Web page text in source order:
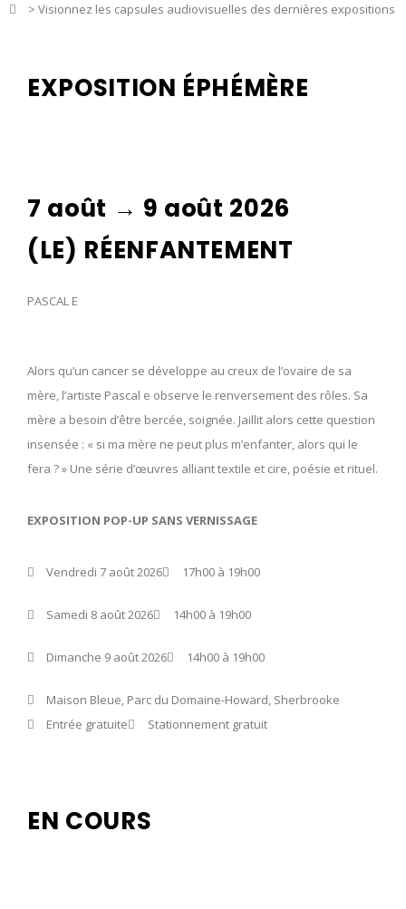
> Visionnez les capsules audiovisuelles des dernières expositions
EXPOSITION ÉPHÉMÈRE
7 août → 9 août 2026
(LE) RÉENFANTEMENT
PASCAL E
Alors qu’un cancer se développe au creux de l’ovaire de sa
mère, l’artiste Pascal e observe le renversement des rôles. Sa
mère a besoin d’être bercée, soignée. Jaillit alors cette question
insensée : « si ma mère ne peut plus m’enfanter, alors qui le
fera ? » Une série d’œuvres alliant textile et cire, poésie et rituel.
EXPOSITION POP-UP SANS VERNISSAGE
Vendredi 7 août 2026 17h00 à 19h00
Samedi 8 août 2026 14h00 à 19h00
Dimanche 9 août 2026 14h00 à 19h00
Maison Bleue, Parc du Domaine-Howard, Sherbrooke
Entrée gratuite
Stationnement gratuit
EN COURS